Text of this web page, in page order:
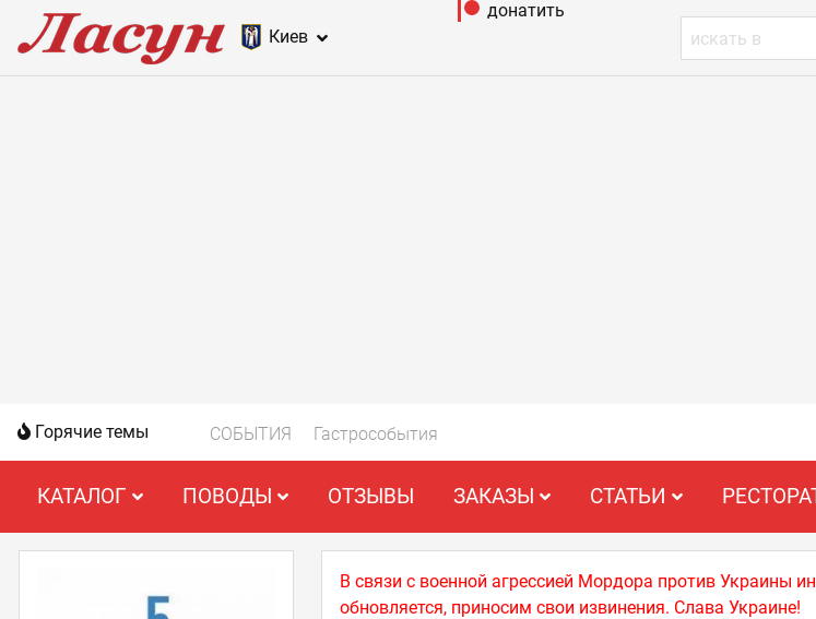
Киев
донатить
Горячие темы СОБЫТИЯ Гастрособытия
КАТАЛОГ ПОВОДЫ ОТЗЫВЫ ЗАКАЗЫ СТАТЬИ
В связи с военной агрессией Мордора против Украины
обновляется, приносим свои извинения. Слава Украине!